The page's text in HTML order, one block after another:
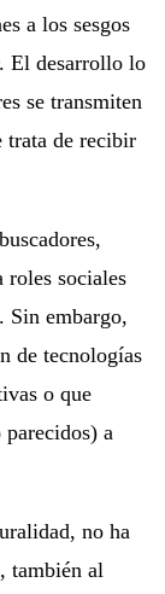
a los sesgos
El desarrollo lo
se transmiten
trata de recibir
roles sociales
Sin embargo,
de tecnologías
o que
parecidos) a
no ha
también al